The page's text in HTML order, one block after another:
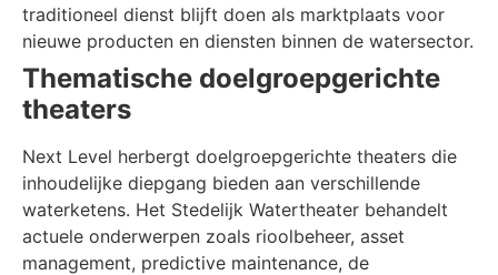
traditioneel dienst blijft doen als marktplaats voor
nieuwe producten en diensten binnen de watersector.
Thematische doelgroepgerichte
theaters
Next Level herbergt doelgroepgerichte theaters die
inhoudelijke diepgang bieden aan verschillende
waterketens. Het Stedelijk Watertheater behandelt
actuele onderwerpen zoals rioolbeheer, asset
management, predictive maintenance, de